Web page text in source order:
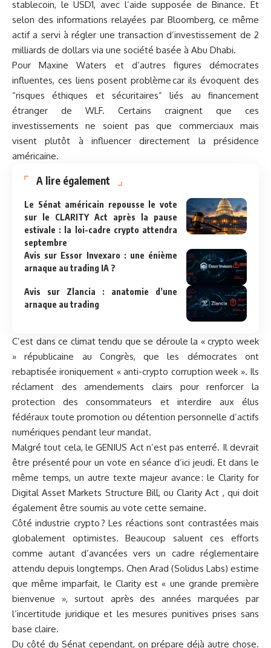
stablecoin, le USD1, avec l’aide supposée de Binance. Et
selon des informations relayées par Bloomberg, ce même
actif a servi à régler une transaction d’investissement de 2
milliards de dollars via une société basée à Abu Dhabi.
Pour Maxine Waters et d’autres figures démocrates
influentes, ces liens posent problème car ils évoquent des
“risques éthiques et sécuritaires” liés au financement
étranger de WLF. Certains craignent que ces
investissements ne soient pas que commerciaux mais
visent plutôt à influencer directement la présidence
américaine.
A lire également
Le Sénat américain repousse le vote
sur le CLARITY Act après la pause
estivale : la loi-cadre crypto attendra
septembre
Avis sur Essor Invexaro : une énième
arnaque au trading IA ?
Avis sur Zlancia : anatomie d’une
arnaque au trading
C’est dans ce climat tendu que se déroule la « crypto week
» républicaine au Congrès, que les démocrates ont
rebaptisée ironiquement « anti-crypto corruption week ». Ils
réclament des amendements clairs pour renforcer la
protection des consommateurs et interdire aux élus
fédéraux toute promotion ou détention personnelle d’actifs
numériques pendant leur mandat.
Malgré tout cela, le GENIUS Act n’est pas enterré. Il devrait
être présenté pour un vote en séance d’ici jeudi. Et dans le
même temps, un autre texte majeur avance : le Clarity for
Digital Asset Markets Structure Bill, ouClarity Act , qui doit
également être soumis au vote cette semaine.
Côté industrie crypto ? Les réactions sont contrastées mais
globalement optimistes. Beaucoup saluent ces efforts
comme autant d’avancées vers un cadre réglementaire
attendu depuis longtemps. Chen Arad (Solidus Labs) estime
que même imparfait, le Clarity est « une grande première
bienvenue », surtout après des années marquées par
l’incertitude juridique et les mesures punitives prises sans
base claire.
Du côté du Sénat cependant, on prépare déjà autre chose.